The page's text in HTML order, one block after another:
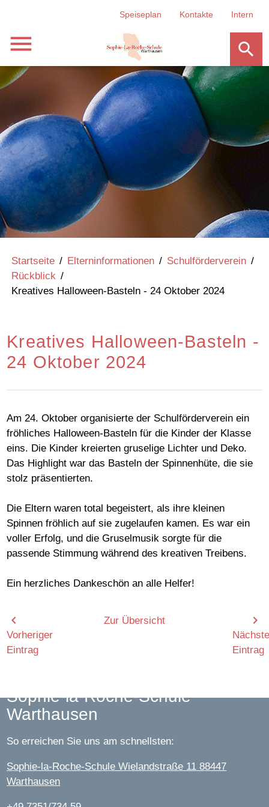
Speiseplan Kontakte Intern
search
menu
Startseite / Elterninformationen / Schulförderverein /
Rückblick /
Kreatives Halloween-Basteln - 24 Oktober 2024
Kreatives Halloween-Basteln -
24 Oktober 2024
Am 24. Oktober organisierte der Schulförderverein ein
fröhliches Halloween-Basteln für die Kinder der Klasse
eins. Die Kinder kreierten gruselige Lichter und Deko.
Das Highlight war das Basteln der Spinnenhüte, die sie
stolz präsentierten.
Die Eltern waren total begeistert, als ihre kleinen
Spinnen fröhlich auf sie zugelaufen kamen. Es war ein
voller Erfolg, und die Gruselmusik sorgte für die
passende Stimmung während des kreativen Treibens.
Ein herzliches Dankeschön an alle Helfer!
chevron_left
Vorheriger
Eintrag
Zur Übersicht chevron_right
Eintrag
Sophie-la-Roche-Schule
Warthausen
So erreichen Sie uns am schnellsten:
Sophie-la-Roche-Schule Wielandstraße 11 88447
Warthausen